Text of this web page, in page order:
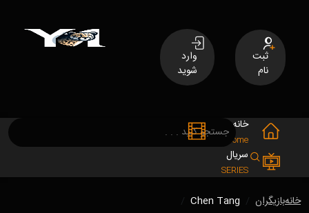
ثبت
نام
وارد
شوید
خانه
Home
سریال
SERIES
خانهبازیگران Chen Tang